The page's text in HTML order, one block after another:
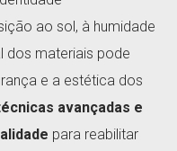
ao sol, à humidade
dos materiais pode
e a estética dos
avançadas e
para reabilitar